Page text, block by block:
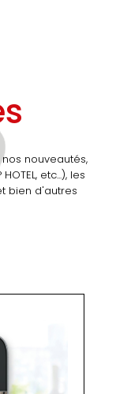
nos nouveautés,
etc...), les
bien d'autres